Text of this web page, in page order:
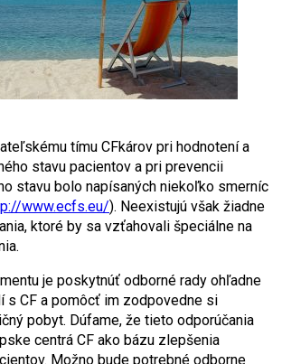
tímu CFkárov pri hodnotení a
stavu pacientov a pri prevencii
stavu bolo napísaných niekoľko smerníc
www.ecfs.eu/). Neexistujú však žiadne
ktoré by sa vzťahovali špeciálne na
je poskytnúť odborné rady ohľadne
s CF a pomôcť im zodpovedne si
pobyt. Dúfame, že tieto odporúčania
centrá CF ako bázu zlepšenia
Možno bude potrebné odborne